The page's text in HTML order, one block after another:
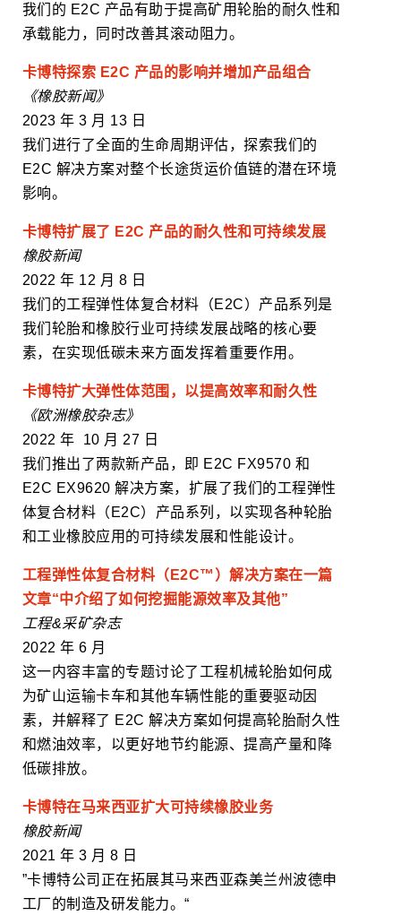
我们的 E2C 产品有助于提高矿用轮胎的耐久性和
承载能力，同时改善其滚动阻力。
卡博特探索 E2C 产品的影响并增加产品组合
《橡胶新闻》
2023 年 3 月 13 日
我们进行了全面的生命周期评估，探索我们的
E2C 解决方案对整个长途货运价值链的潜在环境
影响。
卡博特扩展了 E2C 产品的耐久性和可持续发展
橡胶新闻
2022 年 12 月 8 日
我们的工程弹性体复合材料（E2C）产品系列是
我们轮胎和橡胶行业可持续发展战略的核心要
素，在实现低碳未来方面发挥着重要作用。
卡博特扩大弹性体范围，以提高效率和耐久性
《欧洲橡胶杂志》
2022 年 10 月 27 日
我们推出了两款新产品，即 E2C FX9570 和
E2C EX9620 解决方案，扩展了我们的工程弹性
体复合材料（E2C）产品系列，以实现各种轮胎
和工业橡胶应用的可持续发展和性能设计。
工程弹性体复合材料（E2C™）解决方案在一篇
文章“中介绍了如何挖掘能源效率及其他”
工程&采矿杂志
2022 年 6 月
这一内容丰富的专题讨论了工程机械轮胎如何成
为矿山运输卡车和其他车辆性能的重要驱动因
素，并解释了 E2C 解决方案如何提高轮胎耐久性
和燃油效率，以更好地节约能源、提高产量和降
低碳排放。
卡博特在马来西亚扩大可持续橡胶业务
橡胶新闻
2021 年 3 月 8 日
”卡博特公司正在拓展其马来西亚森美兰州波德申
工厂的制造及研发能力。“